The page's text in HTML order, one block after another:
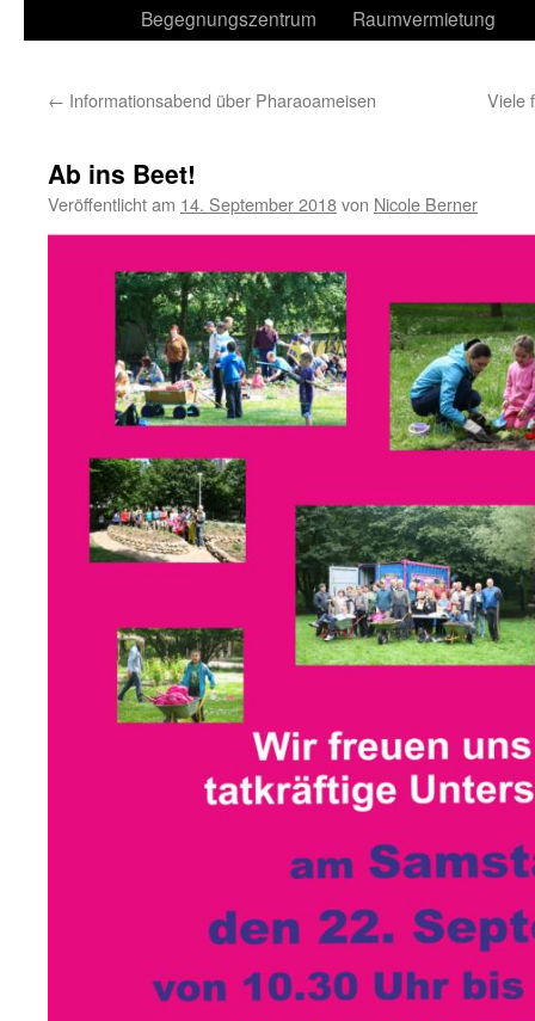
Begegnungszentrum
Raumvermietung
← Informationsabend über Pharaoameisen Viele
Ab ins Beet!
Veröffentlicht am 14. September 2018von Nicole Berner